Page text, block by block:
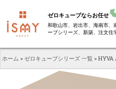
ゼロキューブならお任せ
和歌山市、岩出市、海南市、
ーブシリーズ、新築、注文
ホーム » ゼロキューブシリーズ 一覧 » HYVA